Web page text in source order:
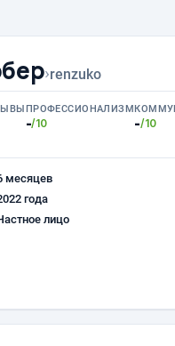
›renzuko
ПРОФЕССИОНАЛИЗМ
-/10 -/10
месяцев
года
лицо